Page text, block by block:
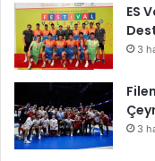
ı
g
u
u
r
u
ES
3
3